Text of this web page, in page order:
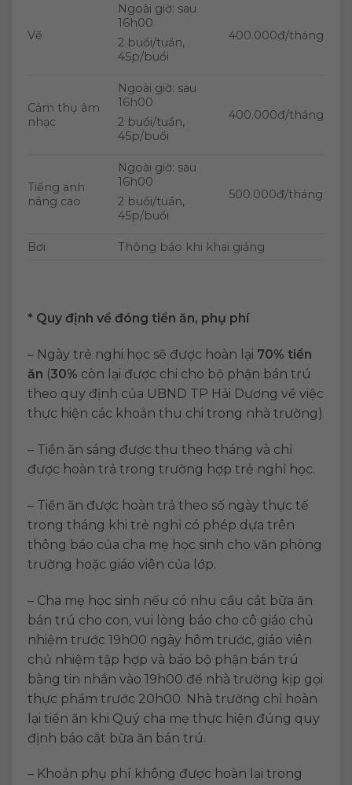
Vẽ
Ngoài giờ: sau
16h00
2 buổi/tuần,
45p/buổi
400.000đ/tháng
Cảm thụ âm
nhạc
Ngoài giờ: sau
16h00
2 buổi/tuần,
45p/buổi
400.000đ/tháng
Tiếng anh
nâng cao
Ngoài giờ: sau
16h00
2 buổi/tuần,
45p/buổi
500.000đ/tháng
Bơi Thông báo khi khai giảng
* Quy định về đóng tiền ăn, phụ phí
– Ngày trẻ nghi học sẽ được hoàn lại 70% tiền
ăn (30% còn lại được chi cho bộ phận bán trú
theo quy định của UBND TP Hải Dương về việc
thực hiện các khoản thu chi trong nhà trường)
– Tiền ăn sáng được thu theo tháng và chỉ
được hoàn trả trong trường hợp trẻ nghỉ học.
– Tiền ăn được hoàn trả theo số ngày thực tế
trong tháng khi trẻ nghỉ có phép dựa trên
thông báo của cha mẹ học sinh cho văn phòng
trường hoặc giáo viên của lớp.
– Cha mẹ học sinh nếu có nhu cầu cắt bữa ăn
bán trú cho con, vui lòng báo cho cô giáo chủ
nhiệm trước 19h00 ngày hôm trước, giáo viên
chủ nhiệm tập hợp và báo bộ phận bán trú
bằng tin nhắn vào 19h00 để nhà trường kịp gọi
thực phẩm trước 20h00. Nhà trường chỉ hoàn
lại tiền ăn khi Quý cha mẹ thực hiện đúng quy
định báo cắt bữa ăn bán trú.
– Khoản phụ phí không được hoàn lại trong